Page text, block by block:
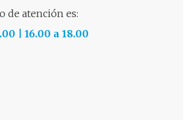
de atención es:
| 16.00 a 18.00